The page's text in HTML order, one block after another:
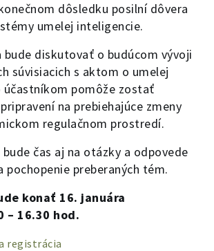
dôsledku posilní dôvera
umelej inteligencie.
bude diskutovať o budúcom vývoji
súvisiacich s aktom o umelej
účastníkom pomôže zostať
na prebiehajúce zmeny
regulačnom prostredí.
čas aj na otázky a odpovede
pochopenie preberaných tém.
konať 16. januára
– 16.30 hod.
registrácia